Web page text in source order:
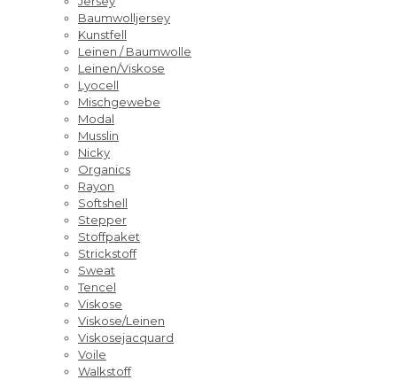
Baumwolljersey
Kunstfell
Leinen / Baumwolle
Leinen/Viskose
Lyocell
Mischgewebe
Modal
Musslin
Nicky
Organics
Rayon
Softshell
Stepper
Stoffpaket
Strickstoff
Sweat
Tencel
Viskose
Viskose/Leinen
Viskosejacquard
Voile
Walkstoff